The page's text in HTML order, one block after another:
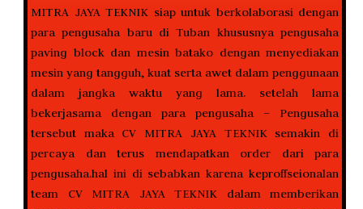
MITRA JAYA TEKNIK siap untuk berkolaborasi dengan
para pengusaha baru di Tuban khususnya pengusaha
paving block dan mesin batako dengan menyediakan
mesin yang tangguh, kuat serta awet dalam penggunaan
dalam jangka waktu yang lama. setelah lama
bekerjasama dengan para pengusaha – Pengusaha
tersebut maka CV MITRA JAYA TEKNIK semakin di
percaya dan terus mendapatkan order dari para
pengusaha.hal ini di sebabkan karena keproffseionalan
team CV MITRA JAYA TEKNIK dalam memberikan